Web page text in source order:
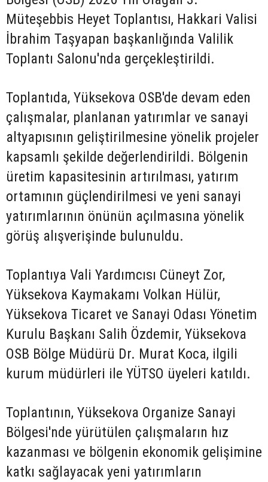
Müteşebbis Heyet Toplantısı, Hakkari Valisi
İbrahim Taşyapan başkanlığında Valilik
Toplantı Salonu'nda gerçekleştirildi.
Toplantıda, Yüksekova OSB'de devam eden
çalışmalar, planlanan yatırımlar ve sanayi
altyapısının geliştirilmesine yönelik projeler
kapsamlı şekilde değerlendirildi. Bölgenin
üretim kapasitesinin artırılması, yatırım
ortamının güçlendirilmesi ve yeni sanayi
yatırımlarının önünün açılmasına yönelik
görüş alışverişinde bulunuldu.
Toplantıya Vali Yardımcısı Cüneyt Zor,
Yüksekova Kaymakamı Volkan Hülür,
Yüksekova Ticaret ve Sanayi Odası Yönetim
Kurulu Başkanı Salih Özdemir, Yüksekova
OSB Bölge Müdürü Dr. Murat Koca, ilgili
kurum müdürleri ile YÜTSO üyeleri katıldı.
Toplantının, Yüksekova Organize Sanayi
Bölgesi'nde yürütülen çalışmaların hız
kazanması ve bölgenin ekonomik gelişimine
katkı sağlayacak yeni yatırımların